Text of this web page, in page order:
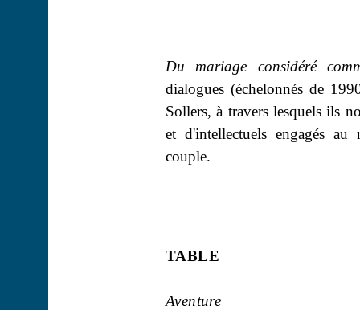
Du mariage considéré
dialogues (échelonnés de
Sollers, à travers lesquels ils
et d'intellectuels engagés
couple.
TABLE
Aventure